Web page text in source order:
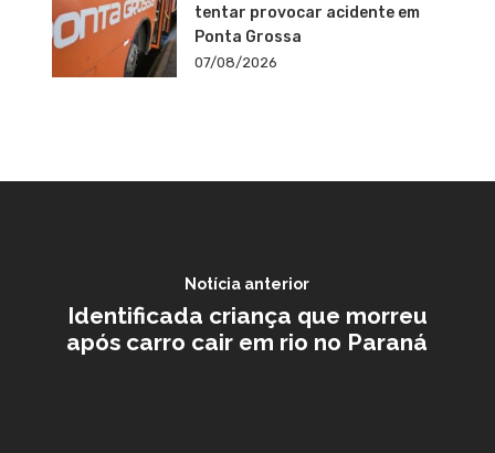
tentar provocar acidente em
Ponta Grossa
07/08/2026
Notícia anterior
Identificada criança que morreu
após carro cair em rio no Paraná